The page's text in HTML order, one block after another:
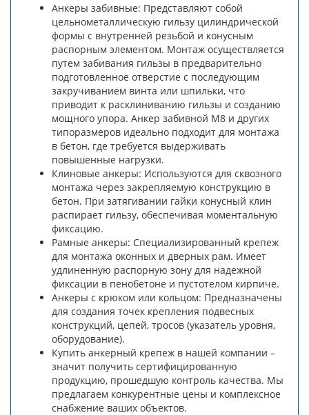
Анкеры забивные: Представляют собой
цельнометаллическую гильзу цилиндрической
формы с внутренней резьбой и конусным
распорным элементом. Монтаж осуществляется
путем забивания гильзы в предварительно
подготовленное отверстие с последующим
закручиванием винта или шпильки, что
приводит к расклиниванию гильзы и созданию
мощного упора. Анкер забивной М8 и других
типоразмеров идеально подходит для монтажа
в бетон, где требуется выдерживать
повышенные нагрузки.
Клиновые анкеры: Используются для сквозного
монтажа через закрепляемую конструкцию в
бетон. При затягивании гайки конусный клин
распирает гильзу, обеспечивая моментальную
фиксацию.
Рамные анкеры: Специализированный крепеж
для монтажа оконных и дверных рам. Имеет
удлиненную распорную зону для надежной
фиксации в пенобетоне и пустотелом кирпиче.
Анкеры с крюком или кольцом: Предназначены
для создания точек крепления подвесных
конструкций, цепей, тросов (указатель уровня,
оборудование).
Купить анкерный крепеж в нашей компании –
значит получить сертифицированную
продукцию, прошедшую контроль качества. Мы
предлагаем конкурентные цены и комплексное
снабжение ваших объектов.